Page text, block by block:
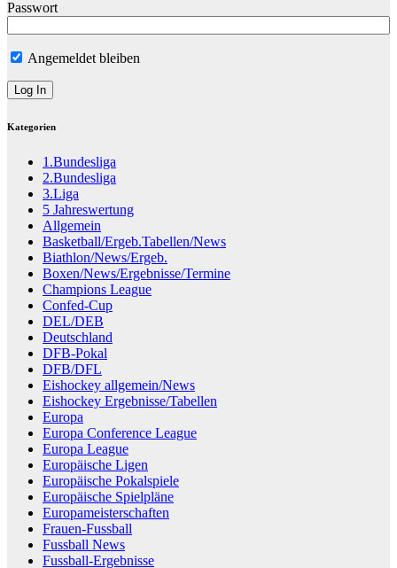
Passwort
Angemeldet bleiben
Kategorien
1.Bundesliga
2.Bundesliga
3.Liga
5 Jahreswertung
Allgemein
Basketball/Ergeb.Tabellen/News
Biathlon/News/Ergeb.
Boxen/News/Ergebnisse/Termine
Champions League
Confed-Cup
DEL/DEB
Deutschland
DFB-Pokal
DFB/DFL
Eishockey allgemein/News
Eishockey Ergebnisse/Tabellen
Europa
Europa Conference League
Europa League
Europäische Ligen
Europäische Pokalspiele
Europäische Spielpläne
Europameisterschaften
Frauen-Fussball
Fussball News
Fussball-Ergebnisse